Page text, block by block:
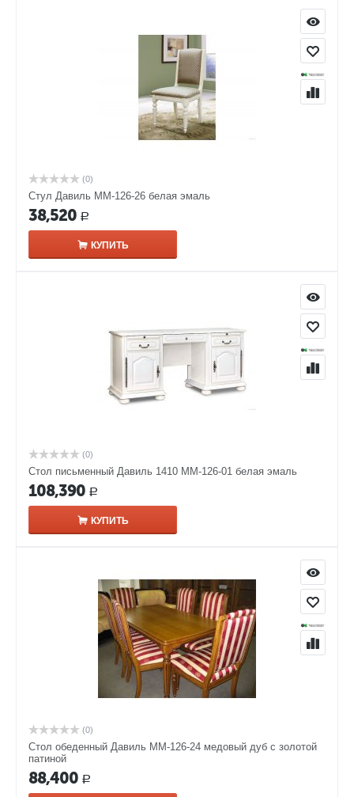
(0)
Стул Давиль ММ-126-26 белая эмаль
38,520 Р
КУПИТЬ
(0)
Стол письменный Давиль 1410 ММ-126-01 белая эмаль
108,390 Р
КУПИТЬ
(0)
Стол обеденный Давиль ММ-126-24 медовый дуб с золотой
патиной
88,400 Р